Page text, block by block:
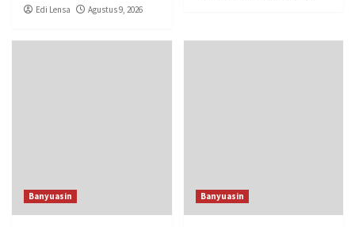
Edi Lensa Agustus 9, 2026
Banyuasin Banyuasin